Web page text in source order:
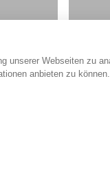
unserer Webseiten zu
anbieten zu können.